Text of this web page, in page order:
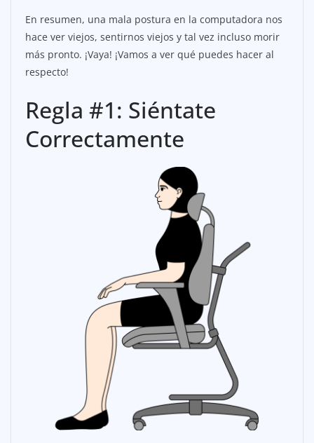
En resumen, una mala postura en la computadora nos
hace ver viejos, sentirnos viejos y tal vez incluso morir
más pronto. ¡Vaya! ¡Vamos a ver qué puedes hacer al
respecto!
Regla #1: Siéntate
Correctamente